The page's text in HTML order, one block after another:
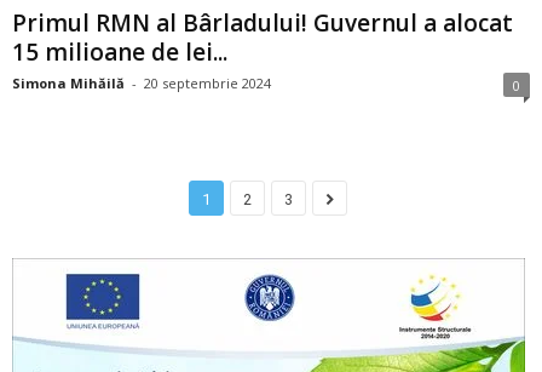
Primul RMN al Bârladului! Guvernul a alocat
15 milioane de lei...
Simona Mihăilă - 20 septembrie 2024 0
1 2 3